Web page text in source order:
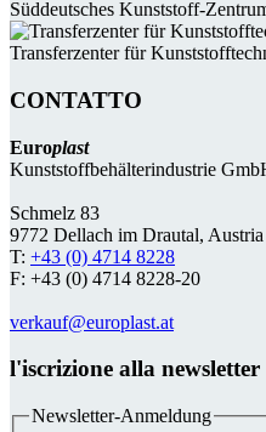
Süddeutsches Kunststoff-
Transferzenter für
CONTATTO
Europlast
Kunststoffbehälterindustrie
Schmelz 83
9772 Dellach im Drautal, Austria
T: +43 (0) 4714 8228
F: +43 (0) 4714 8228-20
verkauf@europlast.at
l'iscrizione alla newsletter
Newsletter-Anmeldung